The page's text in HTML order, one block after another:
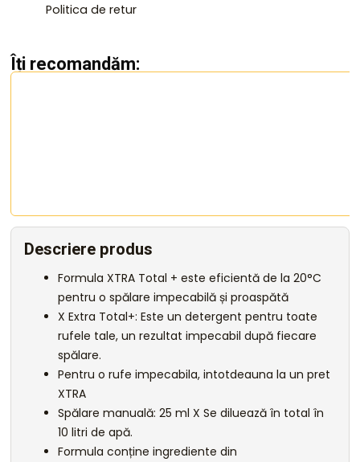
Politica de retur
Îți recomandăm:
Descriere produs
Formula XTRA Total + este eficientă de la 20°C
pentru o spălare impecabilă și proaspătă
X Extra Total+: Este un detergent pentru toate
rufele tale, un rezultat impecabil după fiecare
spălare.
Pentru o rufe impecabila, intotdeauna la un pret
XTRA
Spălare manuală: 25 ml X Se diluează în total în
10 litri de apă.
Formula conține ingrediente din